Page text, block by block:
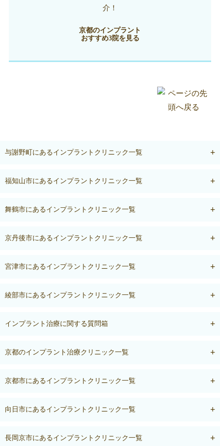
介！
京都のインプラント
おすすめ3院を見る
与謝野町にあるインプラントクリニック一覧
福知山市にあるインプラントクリニック一覧
舞鶴市にあるインプラントクリニック一覧
京丹後市にあるインプラントクリニック一覧
宮津市にあるインプラントクリニック一覧
綾部市にあるインプラントクリニック一覧
インプラント治療に関する質問箱
京都のインプラント治療クリニック一覧
京都市にあるインプラントクリニック一覧
向日市にあるインプラントクリニック一覧
長岡京市にあるインプラントクリニック一覧